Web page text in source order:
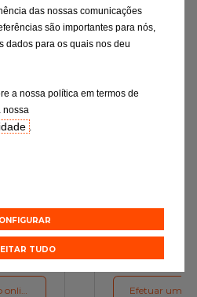
Efetuar uma marcação online
preconizações
das nossas comunicações
são importantes para nós,
dados para os quais nos deu
a nossa política em termos de
nossa
.
TUDO